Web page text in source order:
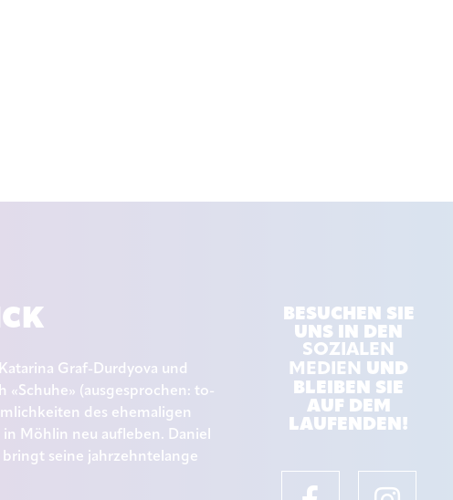
Graf-Durdyova und
«Schuhe» (ausgesprochen: to-
des ehemaligen
Möhlin neu aufleben. Daniel
seine jahrzehntelange
BESUCHEN SIE
UNS IN DEN
SOZIALEN
MEDIEN UND
BLEIBEN SIE
AUF DEM
LAUFENDEN!